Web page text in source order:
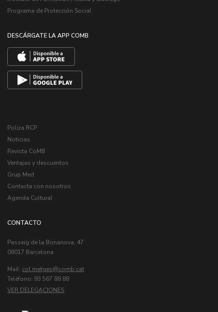
Programa de Protección Social
DESCÁRGATE LA APP COMB
Poliza RCP
Noticias
Revista CoMB
Ventajas y descuentos
Grup Med
Contacta con nosotros
Agenda Cultural
CONTACTO
Passeig de la Bonanova, 47
08017 Barcelona
Mail: col.metges
Telèfono: 93 567 88 88
VER DELEGACIONES